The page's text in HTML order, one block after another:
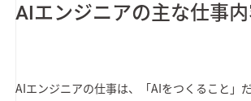
AIエンジニアの主な仕事
AIエンジニアの仕事は、「AIをつくること」